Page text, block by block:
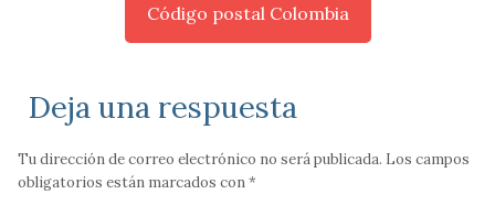
Código postal Colombia
Deja una respuesta
Tu dirección de correo electrónico no será publicada. Los campos
obligatorios están marcados con*